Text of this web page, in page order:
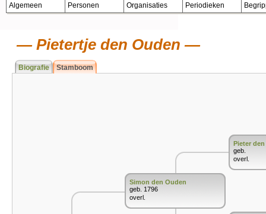
Algemeen Personen Organisaties Periodieken
Pietertje den Ouden
Biografie Stamboom
Simon den Ouden
geb. 1796
overl.
Pieter
geb.
overl.